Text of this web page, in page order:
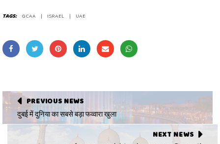
TAGS: GCAA ISRAEL UAE
PREVIOUS NEWS
दुबई में दुनिया का सबसे बड़ा फव्वारा खुला
NEXT NEWS